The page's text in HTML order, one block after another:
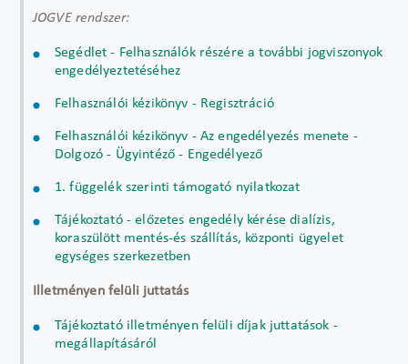
JOGVE rendszer:
Segédlet - Felhasználók részére a további jogviszonyok
engedélyeztetéséhez
Felhasználói kézikönyv - Regisztráció
Felhasználói kézikönyv - Az engedélyezés menete -
Dolgozó - Ügyintéző - Engedélyező
1. függelék szerinti támogató nyilatkozat
Tájékoztató - előzetes engedély kérése dialízis,
koraszülött mentés-és szállítás, központi ügyelet
egységes szerkezetben
Illetményen felüli juttatás
Tájékoztató illetményen felüli díjak juttatások -
megállapításáról